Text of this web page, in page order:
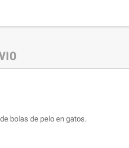
bolas de pelo en gatos.